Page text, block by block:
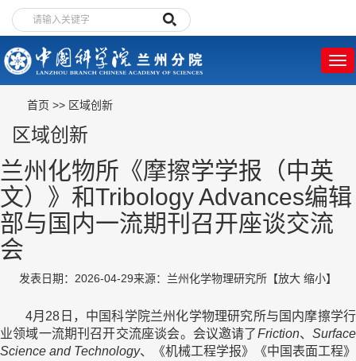
首页 >> 区域创新
区域创新
兰州化物所《摩擦学学报（中英
文）》和Tribology Advances编辑
部与国内一流期刊召开座谈交流
会
发表日期：2026-04-29来源：兰州化学物理研究所 【放大 缩小】
4月28日，中国科学院兰州化学物理研究所与国内摩擦学行
业领域一流期刊召开交流座谈会。会议邀请了Friction、Surface
Science and Technology、《机械工程学报》《中国表面工程》